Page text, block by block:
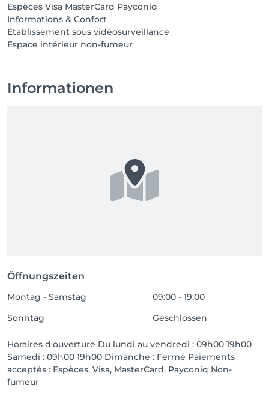
Espèces Visa MasterCard Payconiq
Informations & Confort
Établissement sous vidéosurveillance
Informationen
Öffnungszeiten
Montag - Samstag
09:00 - 19:00
Sonntag
Geschlossen
Horaires d'ouverture Du lundi au vendredi : 09h00 19h00
Samedi : 09h00 19h00 Dimanche : Fermé Paiements
acceptés : Espèces, Visa, MasterCard, Payconiq Non-
fumeur